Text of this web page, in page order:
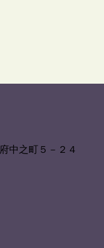
中之町５－２４